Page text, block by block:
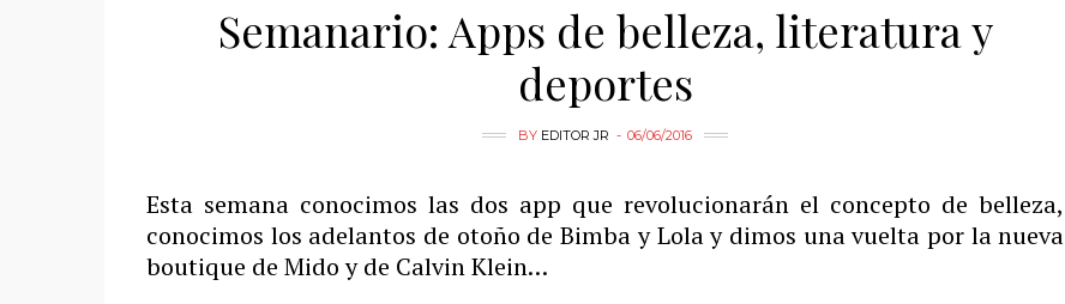
Semanario: Apps de belleza, literatura y
deportes
BY EDITOR JR 06/06/2016
Esta semana conocimos las dos app que revolucionarán el concepto de belleza,
conocimos los adelantos de otoño de Bimba y Lola y dimos una vuelta por la nueva
boutique de Mido y de Calvin Klein…